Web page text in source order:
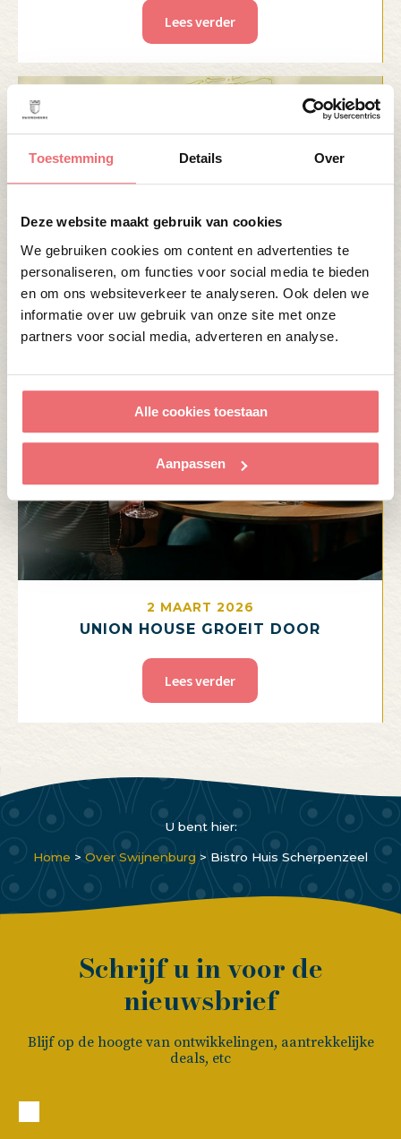
Toestemming Details Over
Deze website maakt gebruik van cookies
We gebruiken cookies om content en advertenties te
personaliseren, om functies voor social media te bieden
en om ons websiteverkeer te analyseren. Ook delen we
informatie over uw gebruik van onze site met onze
partners voor social media, adverteren en analyse.
Alle cookies toestaan
Aanpassen
Lees verder
10 APRIL 2026
OPEN TOPTROUWLOCATIE ROUTE 12
APRIL
2 MAART 2026
UNION HOUSE GROEIT DOOR
Lees verder
U bent hier:
Home > Over Swijnenburg > Bistro Huis Scherpenzeel
Schrijf u in voor de
nieuwsbrief
Blijf op de hoogte van ontwikkelingen, aantrekkelijke
deals, etc